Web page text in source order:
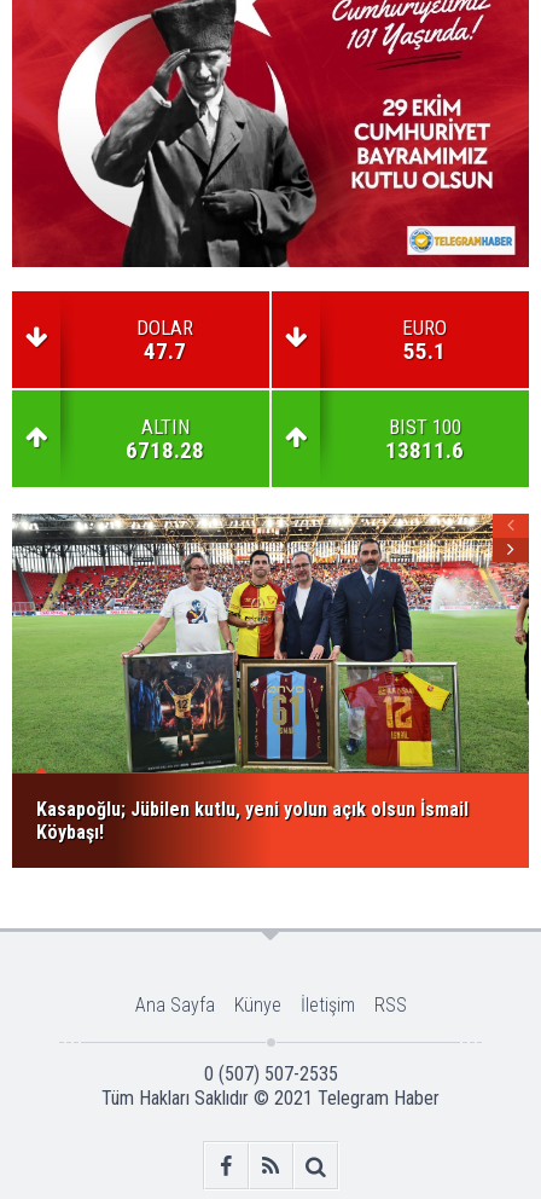
DOLAR
47.7
EURO
55.1
ALTIN
6718.28
BIST 100
13811.6
Kasapoğlu; Jübilen kutlu, yeni yolun açık olsun İsmail
Köybaşı!
Ana Sayfa Künye İletişim RSS
0 (507) 507-2535
Tüm Hakları Saklıdır © 2021 Telegram Haber